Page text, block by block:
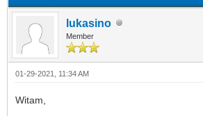
lukasino
Member
01-29-2021, 11:34 AM
Witam,